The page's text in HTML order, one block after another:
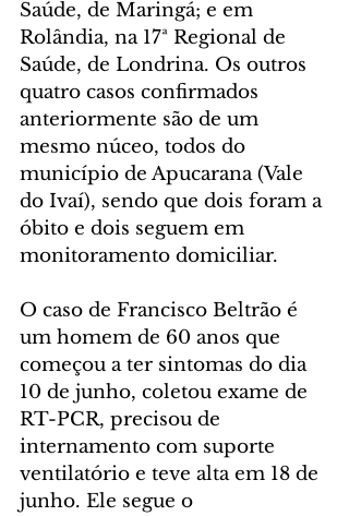
Saúde, de Maringá; e em
Rolândia, na 17ª Regional de
Saúde, de Londrina. Os outros
quatro casos confirmados
anteriormente são de um
mesmo núceo, todos do
município de Apucarana (Vale
do Ivaí), sendo que dois foram a
óbito e dois seguem em
monitoramento domiciliar.
O caso de Francisco Beltrão é
um homem de 60 anos que
começou a ter sintomas do dia
10 de junho, coletou exame de
RT-PCR, precisou de
internamento com suporte
ventilatório e teve alta em 18 de
junho. Ele segue o